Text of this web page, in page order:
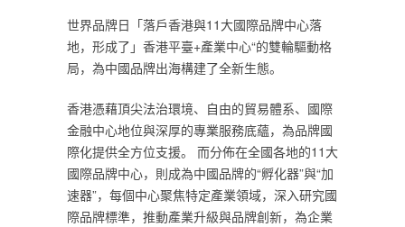
世界品牌日「落戶香港與11大國際品牌中心落
地，形成了」香港平臺+產業中心“的雙輪驅動格
局，為中國品牌出海構建了全新生態。
香港憑藉頂尖法治環境、自由的貿易體系、國際
金融中心地位與深厚的專業服務底蘊，為品牌國
際化提供全方位支援。 而分佈在全國各地的11大
國際品牌中心，則成為中國品牌的“孵化器”與“加
速器”，每個中心聚焦特定產業領域，深入研究國
際品牌標準，推動產業升級與品牌創新，為企業